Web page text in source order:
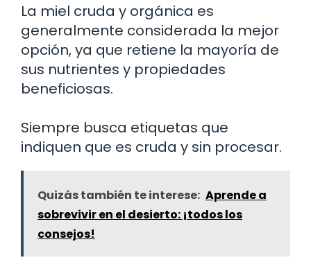
La miel cruda y orgánica es
generalmente considerada la mejor
opción, ya que retiene la mayoría de
sus nutrientes y propiedades
beneficiosas.
Siempre busca etiquetas que
indiquen que es cruda y sin procesar.
Quizás también te interese: Aprende a
sobrevivir en el desierto: ¡todos los
consejos!